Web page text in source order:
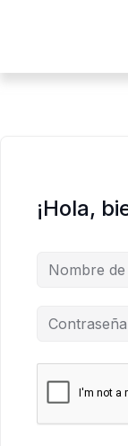
¡Hola,